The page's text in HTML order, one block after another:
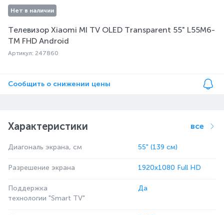
Нет в наличии
Телевизор Xiaomi MI TV OLED Transparent 55" L55M6-
TM FHD Android
Артикул: 247860
Сообщить о снижении цены
Характеристики все
Диагональ экрана, см 55" (139 см)
Разрешение экрана 1920x1080 Full HD
Поддержка
технологии "Smart TV"
Да